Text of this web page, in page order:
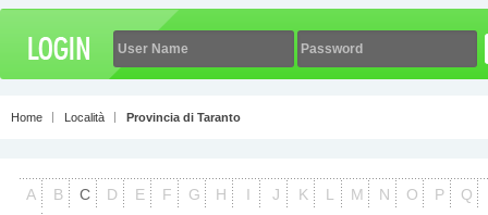
Home Località Provincia di Taranto
A B C D E F G H I J K L M N O P
Q